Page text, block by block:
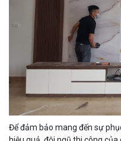
Để đảm bảo mang đến sự